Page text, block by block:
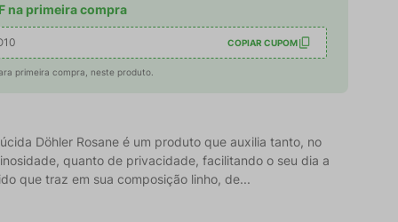
na primeira compra
COPIAR CUPOM
primeira compra, neste produto.
Döhler Rosane é um produto que auxilia tanto, no
quanto de privacidade, facilitando o seu dia a
que traz em sua composição linho, de...